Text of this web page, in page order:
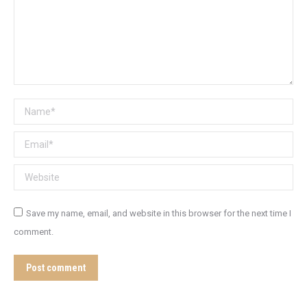
Name *
Email *
Website
Save my name, email, and website in this browser for the next time I
comment.
Post comment